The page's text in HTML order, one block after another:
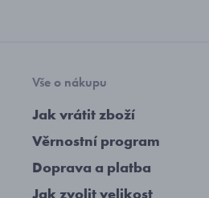
Vše o nákupu
Jak vrátit zboží
Věrnostní program
Doprava a platba
Jak zvolit velikost